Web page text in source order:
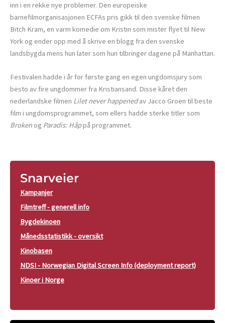
inn i en rekke nye problemer. Den europeiske
barnefilmorganisasjonen ECFAs pris gikk til den svenske filmen
Bitch Kram, en varm komedie om Kristin som mister flyet til New
York og ender opp med å skrive en blogg fra den svenske
landsbygda mens hun later som hun tilbringer dagene på Manhattan.
Festivalen hadde i år for første gang en egen ungdomsjury som
besto av fire ungdommer fra Kristiansand. Disse kåret den
nederlandske filmen Lilet never happenedav Jacco Groen til beste
film i ungdomsprogrammet, som ellers hadde sterke titler som
Broken og Paradis: Håppå programmet.
Snarveier
Kampanjer
Filmtreff - generell info
Bygdekinoen
Månedsstatistikk - oversikt
Kinobasen
NDSI - Norwegian Digital Screen Info (deployment report)
Kinoer i Norge